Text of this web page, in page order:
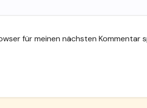
für meinen nächsten Kommentar